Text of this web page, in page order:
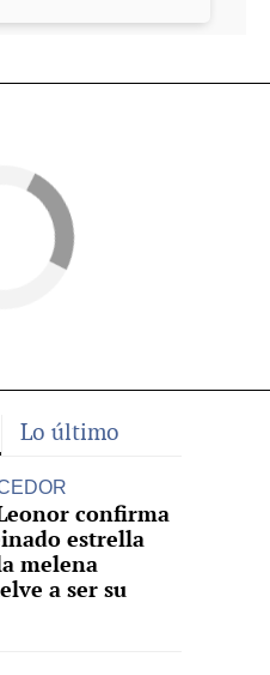
Lo último
confirma
estrella
melena
a ser su